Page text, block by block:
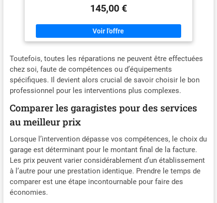
finition chromée satinée de
esthétiques et astucieux. Ce
coffret représente un
l'équipement de tout bricoleur
et professionnel de la
mécanique Garantie 100%
Satisfaction : Adopter un
produit KS Tools c'est choisir
une marque professionnelle
capable de vous apporter
sécurité, qualité et confort.
excellent service client.
N'hésitez pas à nous contacter
car notre priorité est de vous
satisfaire
combinées, des embouts, des manches pivotants, des cliquets
à débrayage rapide, des tournevis, des pinces, des clés
avez besoin pour travailler. 【Ensemble d'outils mécaniques
haute performance】Inclut tout ce dont vous avez besoin pour
les travaux mécaniques. Il est idéal pour diverses situations,
telles que l'entretien automobile, l'entretien de motos, le
montage de meubles, les travaux domestiques d'entretien,
l'inspection et la réparation d'équipements, etc. 【Matériau de
haute qualité】Fabriqué en acier au chrome vanadium de haute
qualité. 【Facile à transporter】Design portable avec poignée,
facile à soulever et à transporter. Ensemble d'outils
mécaniques avec mallette moderne et résistante en plastique
thermoformé pour le rangement et l'organisation.
145,00 €
Toutefois, toutes les réparations ne peuvent être effectuées
chez soi, faute de compétences ou d’équipements
spécifiques. Il devient alors crucial de savoir choisir le bon
professionnel pour les interventions plus complexes.
Comparer les garagistes pour des services
au meilleur prix
Lorsque l’intervention dépasse vos compétences, le choix du
garage est déterminant pour le montant final de la facture.
Les prix peuvent varier considérablement d’un établissement
à l’autre pour une prestation identique. Prendre le temps de
comparer est une étape incontournable pour faire des
économies.